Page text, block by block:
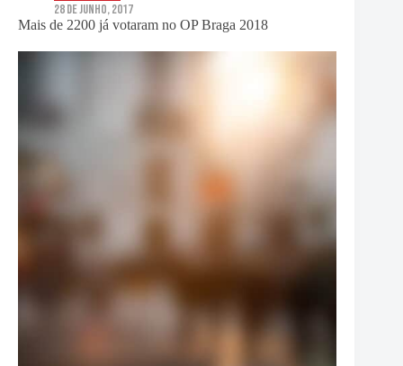
Mais de 2200 já votaram no OP Braga 2018
28 de Junho, 2017